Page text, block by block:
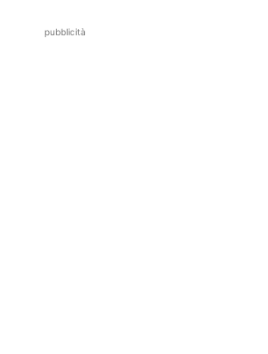
pubblicità